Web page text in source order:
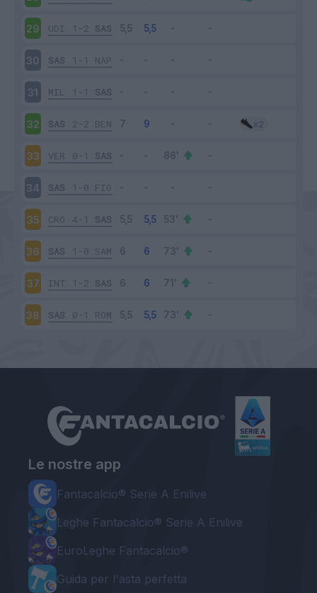
29 UDI 1-2 SAS
30 SAS 1-1 NAP
31 MIL 1-1 SAS
32 SAS 2-2 BEN
33 VER 0-1 SAS
34 SAS 1-0 FIO
35 CRO 4-1 SAS
36 SAS 1-0 SAM
37 INT 1-2 SAS
38 SAS 0-1 ROM
Le nostre app
Fantacalcio® Serie A Enilive
Leghe Fantacalcio® Serie A Enilive
EuroLeghe Fantacalcio®
Guida per l'asta perfetta